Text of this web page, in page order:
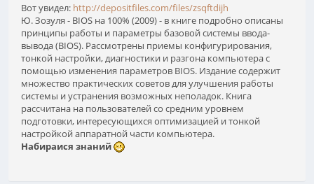
Вот увидел: http://depositfiles.com/files/zsqftdijh
Ю. Зозуля - BIOS на 100% (2009) - в книге подробно описаны
принципы работы и параметры базовой системы ввода-
вывода (BIOS). Рассмотрены приемы конфигурирования,
тонкой настройки, диагностики и разгона компьютера с
помощью изменения параметров BIOS. Издание содержит
множество практических советов для улучшения работы
системы и устранения возможных неполадок. Книга
рассчитана на пользователей со средним уровнем
подготовки, интересующихся оптимизацией и тонкой
настройкой аппаратной части компьютера.
Набираися знаний